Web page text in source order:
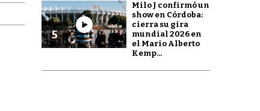
5
Milo J confirmó un
show en Córdoba:
cierra su gira
mundial 2026 en
el Mario Alberto
Kemp...